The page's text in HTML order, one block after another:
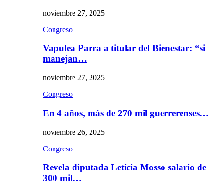
noviembre 27, 2025
Congreso
Vapulea Parra a titular del Bienestar: “si
manejan…
noviembre 27, 2025
Congreso
En 4 años, más de 270 mil guerrerenses…
noviembre 26, 2025
Congreso
Revela diputada Leticia Mosso salario de
300 mil…